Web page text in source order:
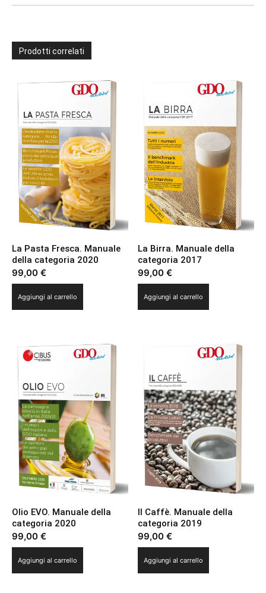
Prodotti correlati
La Pasta Fresca. Manuale
della categoria 2020
99,00 €
Aggiungi al carrello
La Birra. Manuale della
categoria 2017
99,00€
Aggiungi al carrello
Olio EVO. Manuale della
categoria 2020
99,00 €
Aggiungi al carrello
Il Caffè. Manuale della
categoria 2019
99,00€
Aggiungi al carrello